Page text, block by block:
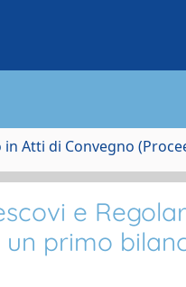
Atti di Convegno
e
primo